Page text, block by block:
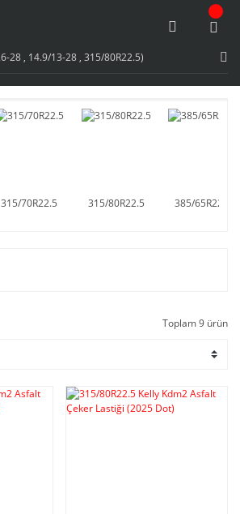
315/70R22.5 315/80R22.5 385/65R22.5
Toplam 9 ürün